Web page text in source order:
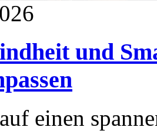
und
einen